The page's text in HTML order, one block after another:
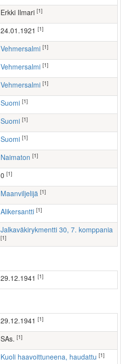
Erkki Ilmari [1]
24.01.1921 [1]
Vehmersalmi [1]
Vehmersalmi [1]
Vehmersalmi [1]
Suomi [1]
Suomi [1]
Suomi [1]
Naimaton [1]
[1]
maanviljelijä [1]
Alikersantti [1]
Jalkaväkirykmentti 30, 7. komppania
[1]
29.12.1941 [1]
29.12.1941 [1]
SAs. [1]
Kuoli haavoittuneena, haudattu [1]